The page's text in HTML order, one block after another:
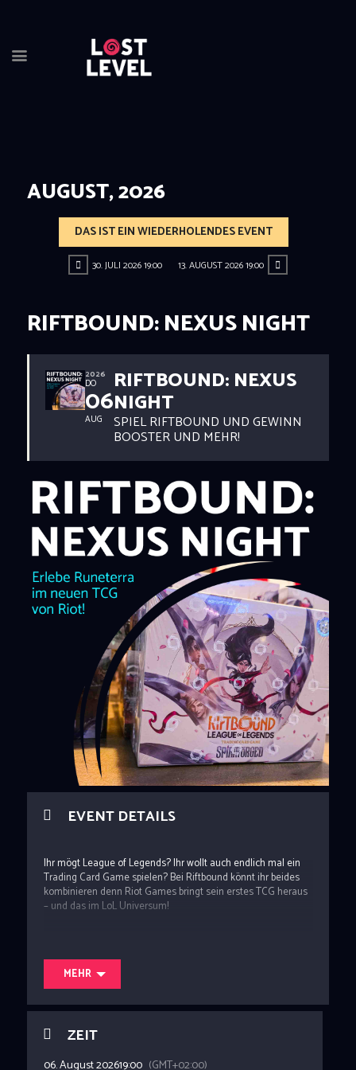
AUGUST, 2026
DAS IST EIN WIEDERHOLENDES EVENT
30. JULI 2026 19:00 13. AUGUST 2026 19:00
RIFTBOUND: NEXUS NIGHT
2026
DO
06
AUG
RIFTBOUND: NEXUS
NIGHT
SPIEL RIFTBOUND UND GEWINN
BOOSTER UND MEHR!
EVENT DETAILS
Ihr mögt League of Legends? Ihr wollt auch endlich mal ein
Trading Card Game spielen? Bei Riftbound könnt ihr beides
kombinieren denn Riot Games bringt sein erstes TCG heraus
– und das im LoL Universum!
dabei vielleicht ein paar Preise wie Promo Booster (Nexus
Night Kits), weitere Booster, etc abstauben!
Für die Teilnahme benötigt ihr einen Account auf
carde.io!
Aufgrund der starken Limitierung sind die Booster aktuell
MEHR
ZEIT
06. August 202619:00 (GMT+02:00)